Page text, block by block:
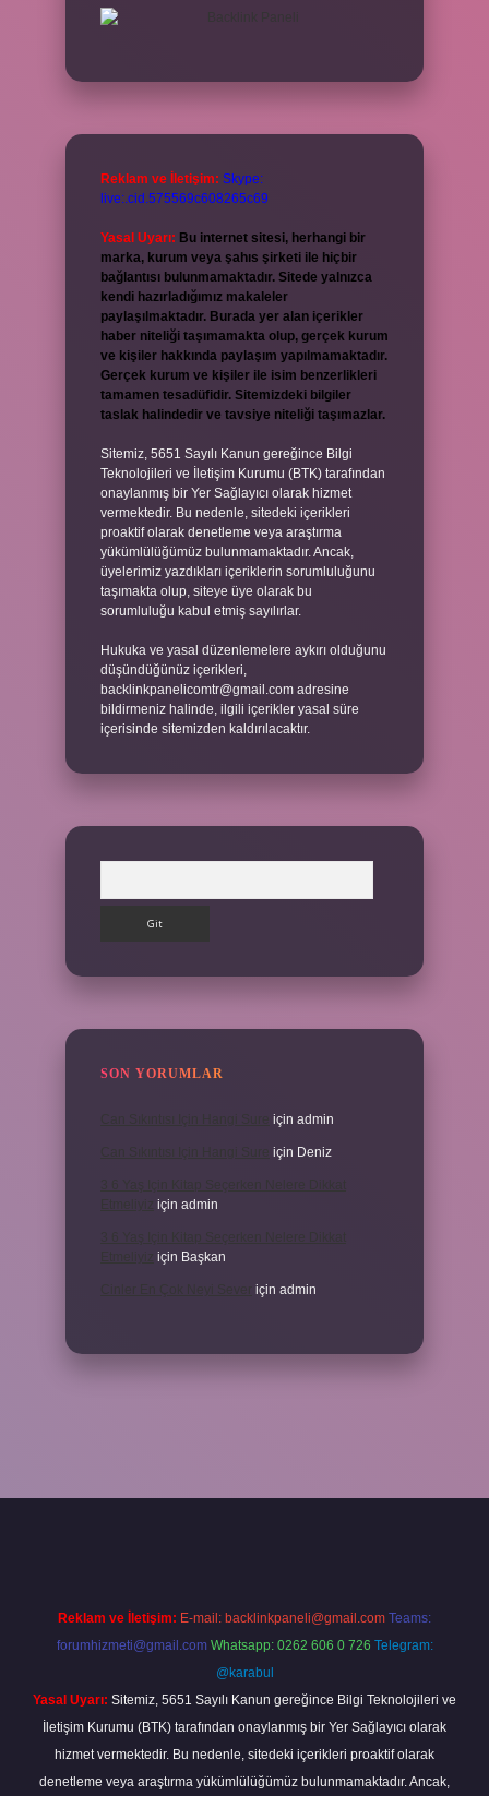
Reklam ve İletişim: Skype:
live:.cid.575569c608265c69
Yasal Uyarı: Bu internet sitesi, herhangi bir
marka, kurum veya şahıs şirketi ile hiçbir
bağlantısı bulunmamaktadır. Sitede yalnızca
kendi hazırladığımız makaleler
paylaşılmaktadır. Burada yer alan içerikler
haber niteliği taşımamakta olup, gerçek kurum
ve kişiler hakkında paylaşım yapılmamaktadır.
Gerçek kurum ve kişiler ile isim benzerlikleri
tamamen tesadüfidir. Sitemizdeki bilgiler
taslak halindedir ve tavsiye niteliği taşımazlar.
Sitemiz, 5651 Sayılı Kanun gereğince Bilgi
Teknolojileri ve İletişim Kurumu (BTK) tarafından
onaylanmış bir Yer Sağlayıcı olarak hizmet
vermektedir. Bu nedenle, sitedeki içerikleri
proaktif olarak denetleme veya araştırma
yükümlülüğümüz bulunmamaktadır. Ancak,
üyelerimiz yazdıkları içeriklerin sorumluluğunu
taşımakta olup, siteye üye olarak bu
sorumluluğu kabul etmiş sayılırlar.
Hukuka ve yasal düzenlemelere aykırı olduğunu
düşündüğünüz içerikleri,
backlinkpanelicomtr@gmail.com adresine
bildirmeniz halinde, ilgili içerikler yasal süre
içerisinde sitemizden kaldırılacaktır.
SON YORUMLAR
için admin
için Deniz
için admin
için Başkan
için admin
Reklam ve İletişim: E-mail: backlinkpaneli@gmail.com Teams:
forumhizmeti@gmail.com Whatsapp: 0262 606 0 726 Telegram:
@karabul
Yasal Uyarı: Sitemiz, 5651 Sayılı Kanun gereğince Bilgi Teknolojileri ve
İletişim Kurumu (BTK) tarafından onaylanmış bir Yer Sağlayıcı olarak
hizmet vermektedir. Bu nedenle, sitedeki içerikleri proaktif olarak
denetleme veya araştırma yükümlülüğümüz bulunmamaktadır. Ancak,